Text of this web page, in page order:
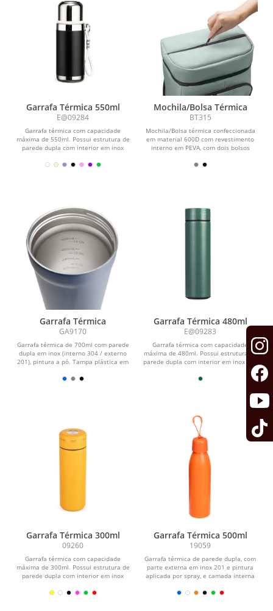
Garrafa Térmica 550ml
E@09284
Garrafa térmica com capacidade
máxima de 550ml. Possui estrutura de
parede dupla com interior em inox
Mochila/Bolsa Térmica
BT315
Mochila/Bolsa térmica confeccionada
em material 600D com revestimento
interno em PEVA, com dois bolsos
Garrafa Térmica
GA9170
Garrafa térmica de 700ml com parede
dupla em inox (interno 304 / externo
201), pintura a pó. Tampa plástica em
Garrafa Térmica 480ml
E@09283
Garrafa térmica com capacidade
máxima de 480ml. Possui estrutura de
parede dupla com interior em inox 304
Garrafa Térmica 300ml
09260
Garrafa térmica com capacidade
máxima de 300ml. Possui estrutura de
parede dupla com interior em inox
Garrafa Térmica 500ml
19059
Garrafa térmica de parede dupla, com
parte externa em inox 201 e pintura
aplicada por spray, e camada interna